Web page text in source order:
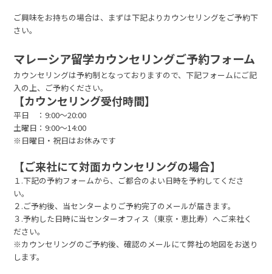
ご興味をお持ちの場合は、まずは下記よりカウンセリングをご予約下
さい。
マレーシア留学カウンセリングご予約フォーム
カウンセリングは予約制となっておりますので、下記フォームにご記
入の上、ご予約ください。
【カウンセリング受付時間】
平日 ：9:00～20:00
土曜日：9:00～14:00
※日曜日・祝日はお休みです
【ご来社にて対面カウンセリングの場合】
１.下記の予約フォームから、ご都合のよい日時を予約してくださ
い。
２.ご予約後、当センターよりご予約完了のメールが届きます。
３.予約した日時に当センターオフィス（東京・恵比寿）へご来社く
ださい。
※カウンセリングのご予約後、確認のメールにて弊社の地図をお送り
します。